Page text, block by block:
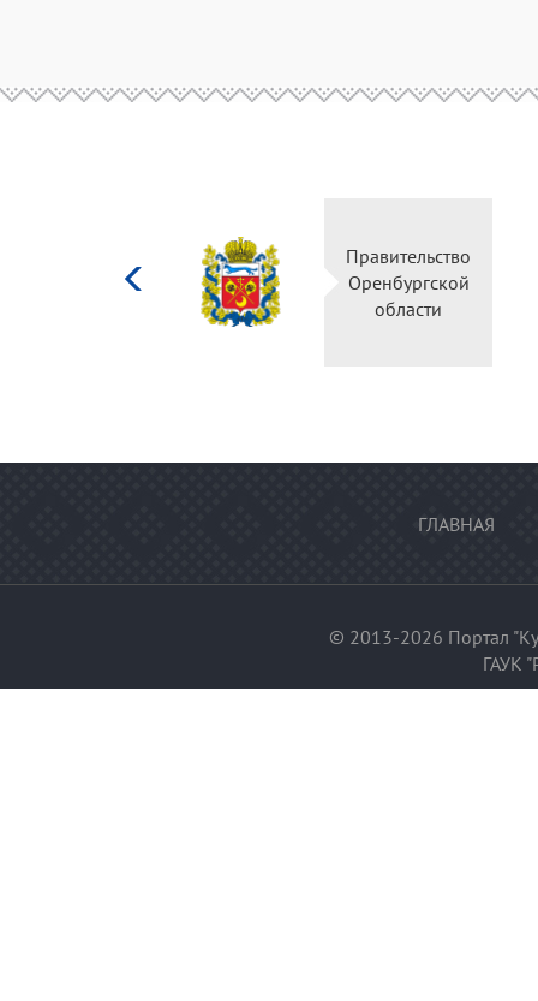
Правительство
Оренбургской
области
ГЛАВНАЯ
© 2013-2026 Портал
ГАУК